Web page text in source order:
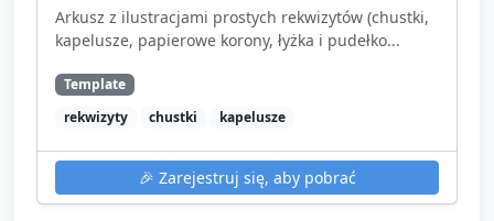
Arkusz z ilustracjami prostych rekwizytów (chustki,
kapelusze, papierowe korony, łyżka i pudełko...
Template
rekwizyty
chustki kapelusze
🎉 Zarejestruj się, aby pobrać